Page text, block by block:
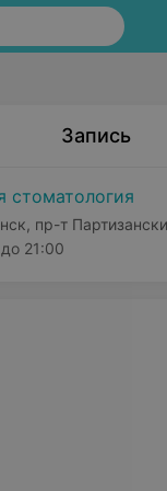
Запись
стоматология
пр-т
до 21:00